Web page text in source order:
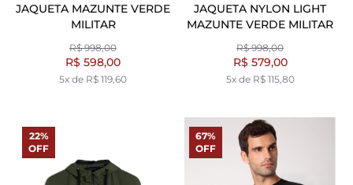
JAQUETA MAZUNTE VERDE
MILITAR
R$ 998,00
R$ 598,00
5x de R$ 119,60
JAQUETA NYLON LIGHT
MAZUNTE VERDE MILITAR
R$ 998,00
R$ 579,00
5x de R$ 115,80
22%
OFF
67%
OFF